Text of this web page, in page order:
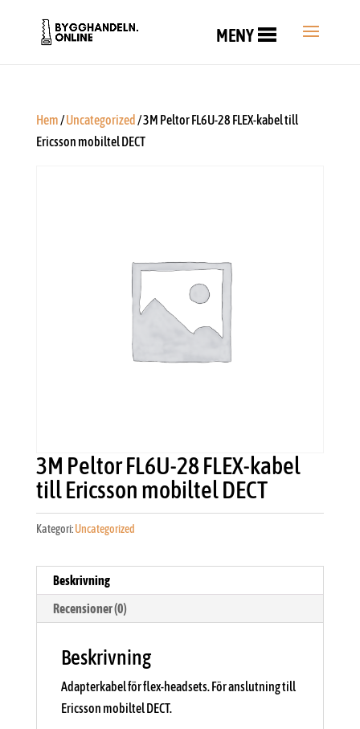
MENY
Hem/Uncategorized / 3M Peltor FL6U-28 FLEX-kabel till
Ericsson mobiltel DECT
3M Peltor FL6U-28 FLEX-kabel
till Ericsson mobiltel DECT
Kategori:Uncategorized
Beskrivning
Recensioner (0)
Beskrivning
Adapterkabel för flex-headsets. För anslutning till
Ericsson mobiltel DECT.